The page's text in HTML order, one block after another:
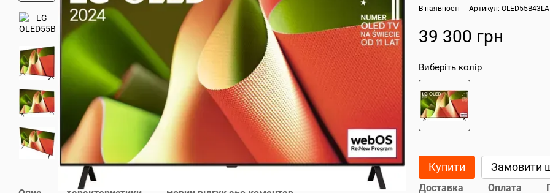
В наявності Артикул: OLED55B43LA
39 300 грн
Виберіть колір
Купити Замовити
Доставка Оплата